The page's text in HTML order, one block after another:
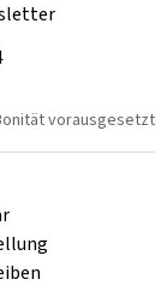
vorausgesetzt